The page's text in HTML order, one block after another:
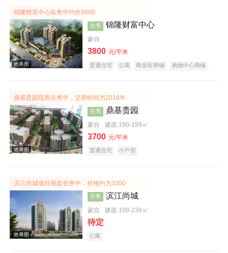
效果图
锦隆财富中心在售中均价3800
效果图
在售 锦隆财富中心
蒙自
3800 元/平米
普通住宅 公寓 商业街商铺
购物中心商铺
鼎基贵园现房在售中，交房时间为2016年
在售 鼎基贵园
蒙自 建面 190-199㎡
3700 元/平米
普通住宅 小户型
滨江尚城项目尾盘在售中，价格约为3300
在售 滨江尚城
蒙自 建面 108-238㎡
待定
公寓